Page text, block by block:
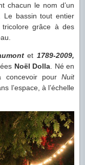
chacun le nom d’un
Le bassin tout entier
tricolore grâce à des
et1789-2009,
Noël Dolla . Né en
concevoir pour Nuit
l’espace, à l’échelle